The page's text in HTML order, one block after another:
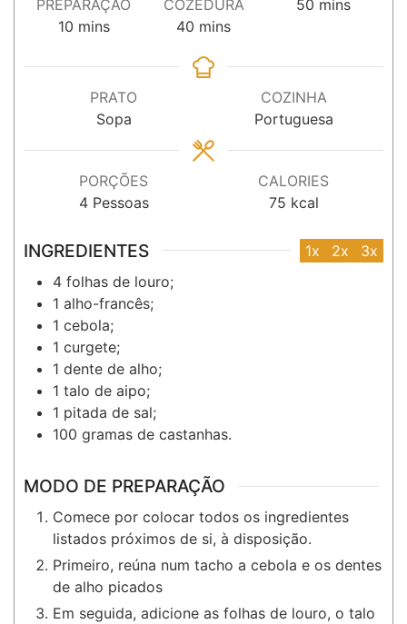
PREPARAÇÃO
10minutos
mins
COZEDURA
40 minutos
mins
50 mins
PRATO
Sopa
COZINHA
Portuguesa
PORÇÕES
4 Pessoas
CALORIES
75 kcal
INGREDIENTES 1x 2x
3x
4 folhas de louro;
1 alho-francês;
1 cebola;
1 curgete;
1 dente de alho;
1 talo de aipo;
1 pitada de sal;
100 gramas de castanhas.
MODO DE PREPARAÇÃO
Comece por colocar todos os ingredientes
listados próximos de si, à disposição.
Primeiro, reúna num tacho a cebola e os dentes
de alho picados
Em seguida, adicione as folhas de louro, o talo